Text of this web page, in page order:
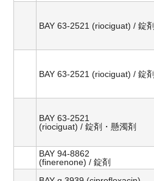
BAY 63-2521 (riociguat) / 錠剤
BAY 63-2521 (riociguat) / 錠剤
BAY 63-2521
(riociguat) / 錠剤・懸濁剤
BAY 94-8862
(finerenone) / 錠剤